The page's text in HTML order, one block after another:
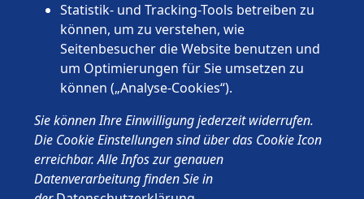
Deutschland e.V.
Impressum
Datenschutz
ASB.de
Statistik- und Tracking-Tools betreiben zu
können, um zu verstehen, wie
Seitenbesucher die Website benutzen und
um Optimierungen für Sie umsetzen zu
können („Analyse-Cookies“).
Sie können Ihre Einwilligung jederzeit widerrufen.
Die Cookie Einstellungen sind über das Cookie Icon
erreichbar. Alle Infos zur genauen
Datenverarbeitung finden Sie in